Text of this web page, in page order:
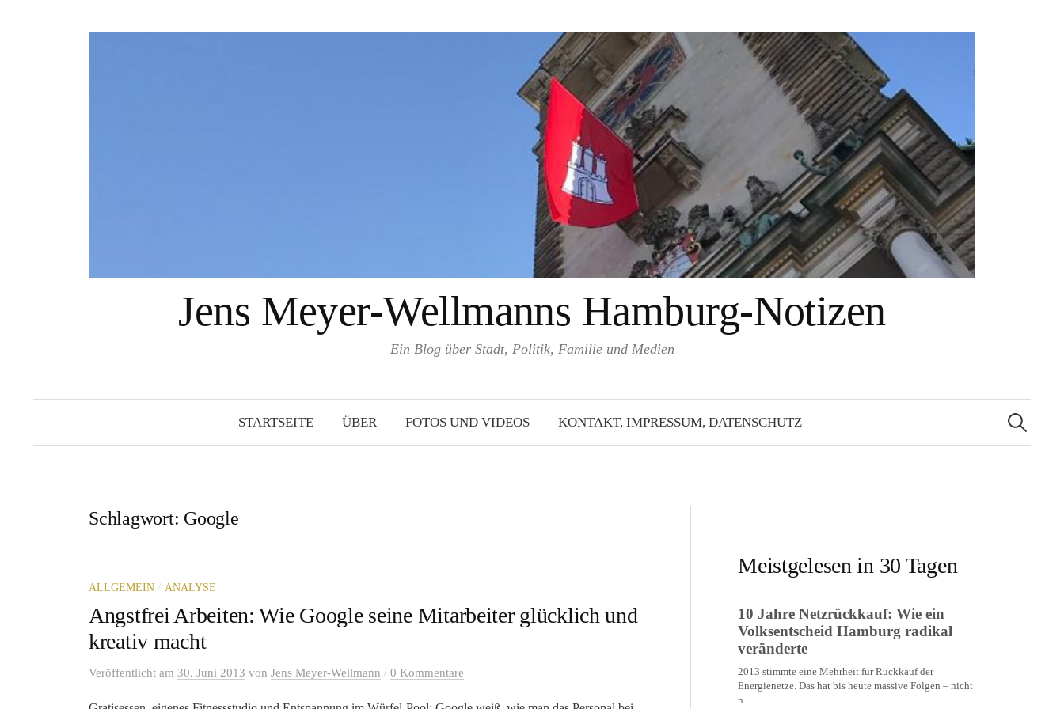
Jens Meyer-Wellmanns Hamburg-Notizen
Ein Blog über Stadt, Politik, Familie und Medien
STARTSEITE ÜBER FOTOS UND VIDEOS KONTAKT, IMPRESSUM, DATENSCHUTZ
Suchen
nach:
Schlagwort: Google
ALLGEMEIN / ANALYSE
Angstfrei Arbeiten: Wie Google seine Mitarbeiter glücklich und
kreativ macht
Veröffentlicht am 30. Juni 2013 von Jens Meyer-Wellmann / 0 Kommentare
Meistgelesen in 30 Tagen